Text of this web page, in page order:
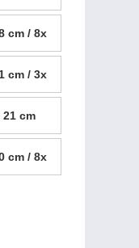
cm / 8x
cm / 3x
21 cm
cm / 8x